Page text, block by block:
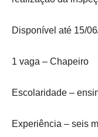
Disponível até 15/
1 vaga – Chapeiro
Escolaridade –
Experiência – seis